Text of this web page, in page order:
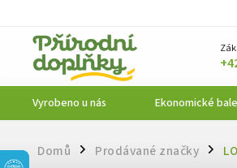
Vyrobeno u nás Ekonomické
Domů / Prodávané značky /